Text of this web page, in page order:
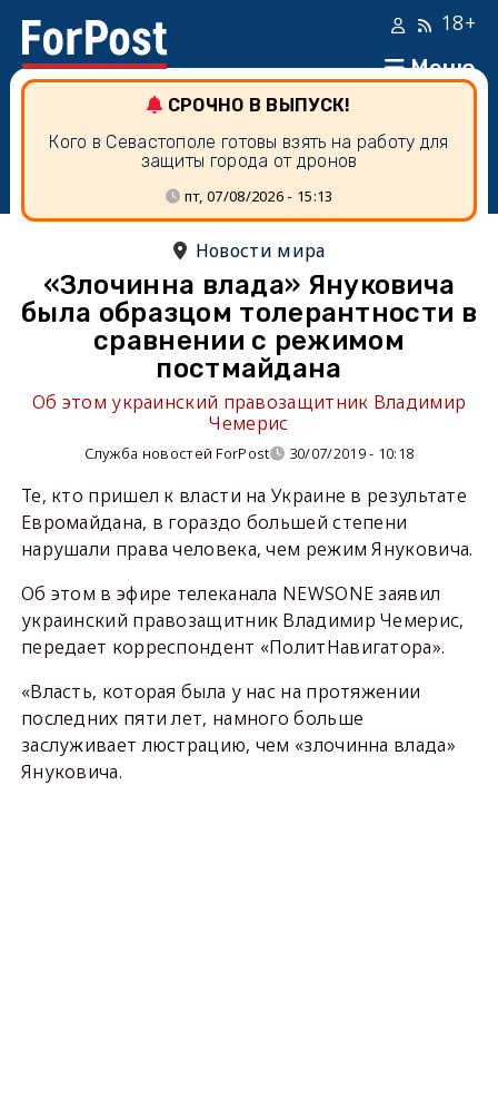
Меню
18+
СРОЧНО В ВЫПУСК!
Кого в Севастополе готовы взять на работу для
защиты города от дронов
пт, 07/08/2026 - 15:13
Новости мира
«Злочинна влада» Януковича
была образцом толерантности в
сравнении с режимом
постмайдана
Об этом украинский правозащитник Владимир
Чемерис
Служба новостей ForPost 30/07/2019 - 10:18
Те, кто пришел к власти на Украине в результате
Евромайдана, в гораздо большей степени
нарушали права человека, чем режим Януковича.
Об этом в эфире телеканала NEWSONE заявил
украинский правозащитник Владимир Чемерис,
передает корреспондент «ПолитНавигатора».
«Власть, которая была у нас на протяжении
последних пяти лет, намного больше
заслуживает люстрацию, чем «злочинна влада»
Януковича.